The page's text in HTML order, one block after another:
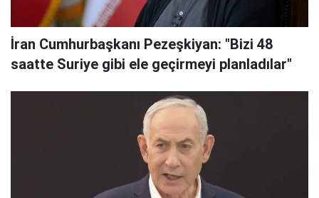
İran Cumhurbaşkanı Pezeşkiyan: "Bizi 48
saatte Suriye gibi ele geçirmeyi planladılar"